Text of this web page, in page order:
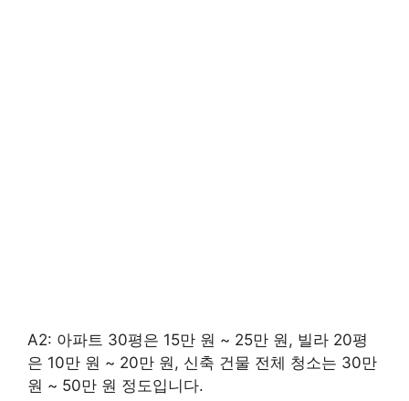
A2: 아파트 30평은 15만 원 ~ 25만 원, 빌라 20평
은 10만 원 ~ 20만 원, 신축 건물 전체 청소는 30만
원 ~ 50만 원 정도입니다.